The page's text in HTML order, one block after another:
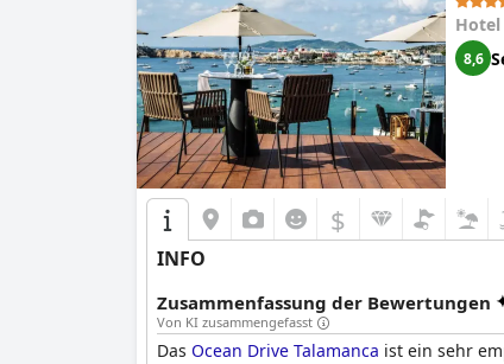
Hotel
8,6
$
INFO
Zusammenfassung der Bewertungen
Von KI zusammengefasst
Das Ocean Drive Talamanca ist ein sehr